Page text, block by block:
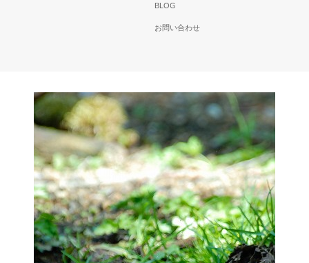
BLOG
お問い合わせ